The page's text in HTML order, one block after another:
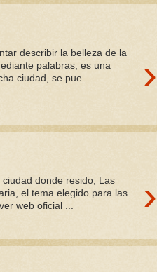
›
describir la belleza de la
palabras, es una
ciudad, se pue...
›
donde resido, Las
el tema elegido para las
web oficial ...